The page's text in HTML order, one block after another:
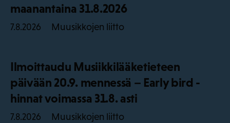
maanantaina 31.8.2026
7.8.2026 Muusikkojen liitto
Ilmoittaudu Musiikkilääketieteen
päivään 20.9. mennessä – Early bird -
hinnat voimassa 31.8. asti
7.8.2026 Muusikkojen liitto